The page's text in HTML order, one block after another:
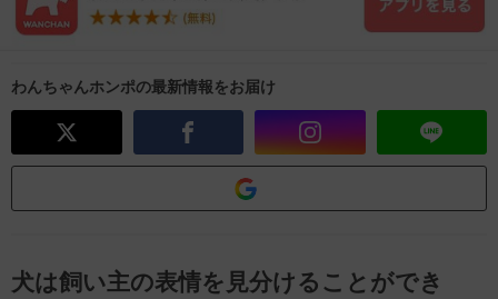
わんちゃんホンポの最新情報をお届け
犬は飼い主の表情を見分けることができ